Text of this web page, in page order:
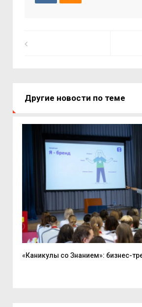
Другие новости по теме
«Каникулы со Знанием»: бизнес-